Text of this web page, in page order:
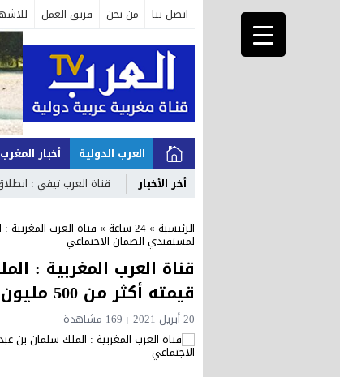
اتصل بنا من نحن فريق العمل
العرب الدولية أخبار المغرب
أخر الأخبار
قناة العرب تيفي : انطلاق
الرئيسية »24 ساعة »
لمستفيدي الضمان الاجتماعي
قناة العرب المغربية :
قيمته أكثر من 500 مليون دولار لمستفيدي الضمان الاجتماعي
20 أبريل 2021 169 مشاهدة